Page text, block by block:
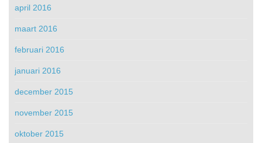
april 2016
maart 2016
februari 2016
januari 2016
december 2015
november 2015
oktober 2015